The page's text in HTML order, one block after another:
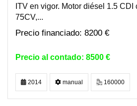
ITV en vigor. Motor diésel 1.5 CDI
75CV,...
8200 €
8500 €
2014 manual 160000